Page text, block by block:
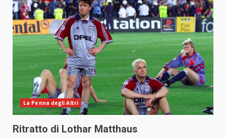
La Penna degli Altri
Ritratto di Lothar Matthaus